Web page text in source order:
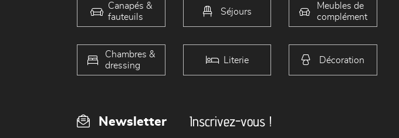
Canapés &
fauteuils
Séjours
Meubles de
complément
Chambres &
dressing
Literie Décoration
Newsletter Inscrivez-vous !